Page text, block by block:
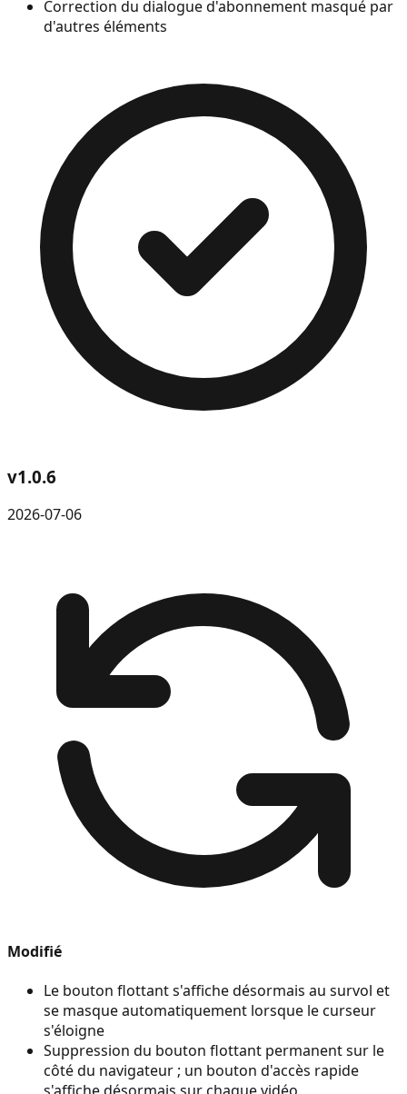
Correction du dialogue d'abonnement masqué par
d'autres éléments
v1.0.6
2026-07-06
Modifié
Le bouton flottant s'affiche désormais au survol et
se masque automatiquement lorsque le curseur
s'éloigne
Suppression du bouton flottant permanent sur le
côté du navigateur ; un bouton d'accès rapide